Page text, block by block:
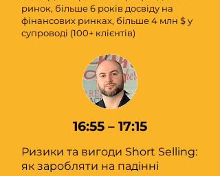
ринок, більше 6 років досвіду на
фінансових ринках, більше 4 млн $ у
супроводі (100+ клієнтів)
16:55 – 17:15
Ризики та вигоди Short Selling:
як заробляти на падінні